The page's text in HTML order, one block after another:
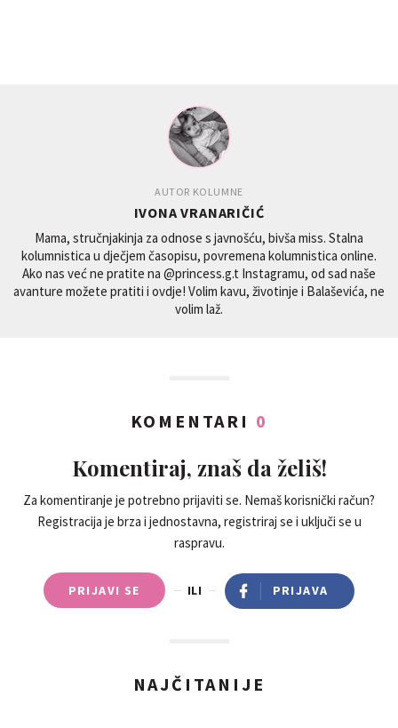
AUTOR KOLUMNE
IVONA VRANARIČIĆ
Mama, stručnjakinja za odnose s javnošću, bivša miss. Stalna
kolumnistica u dječjem časopisu, povremena kolumnistica online.
Ako nas već ne pratite na @princess.g.t Instagramu, od sad naše
avanture možete pratiti i ovdje! Volim kavu, životinje i Balaševića, ne
volim laž.
KOMENTARI 0
Komentiraj, znaš da želiš!
Za komentiranje je potrebno prijaviti se. Nemaš korisnički račun?
Registracija je brza i jednostavna, registriraj se i uključi se u
raspravu.
PRIJAVI SE ILI PRIJAVA
NAJČITANIJE